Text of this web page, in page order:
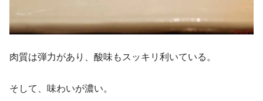
肉質は弾力があり、酸味もスッキリ利いている。
そして、味わいが濃い。